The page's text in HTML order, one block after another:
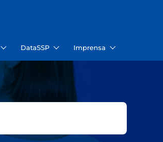
DataSSP Imprensa